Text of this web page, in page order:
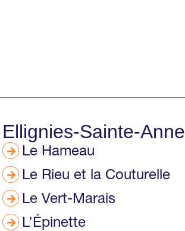
Ellignies-Sainte-Anne
Le Hameau
Le Rieu et la Couturelle
Le Vert-Marais
L’Épinette